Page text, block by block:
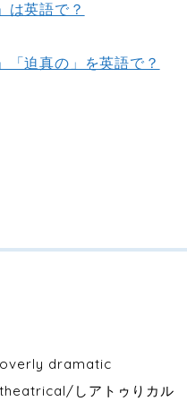
は英語で？
「迫真の」を英語で？
overly dramatic
theatrical/しアトゥりカル